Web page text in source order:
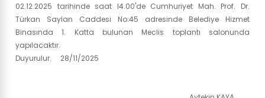
02.12.2025 tarihinde saat l4.00'de Cumhuriyet Mah. Prof. Dr.
Türkan Saylan Caddesi No:45 adresinde Belediye Hizmet
Binasında 1. Katta bulunan Meclis toplantı salonunda
yapılacaktır.
Duyurulur. 28/11/2025